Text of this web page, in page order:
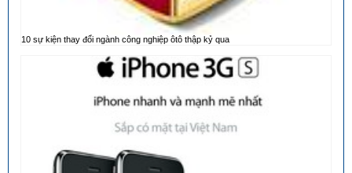
10 sự kiện thay đổi ngành công nghiệp ôtô thập kỷ qua